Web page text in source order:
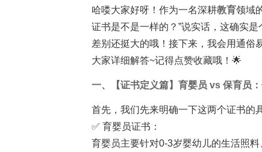
哈喽大家好呀！作为一名深耕教育领域
证书是不是一样的？”说实话，这确实
差别还挺大的哦！接下来，我会用通俗
大家详细解答~记得点赞收藏哦！🌟
一、【证书定义篇】育婴员 vs 保育员
首先，我们先来明确一下这两个证书的
✅ 育婴员证书：
育婴员主要针对0-3岁婴幼儿的生活照